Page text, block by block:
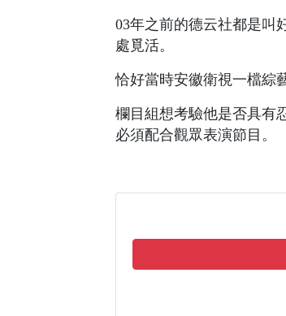
03年之前的德云社都是叫
處覓活。
恰好當時安徽衛視一檔綜
欄目組想考驗他是否具有
必須配合觀眾表演節目。